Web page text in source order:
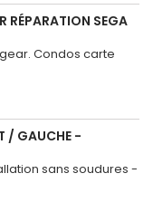
RÉPARATION SEGA
Condos carte
/ GAUCHE -
sans soudures -